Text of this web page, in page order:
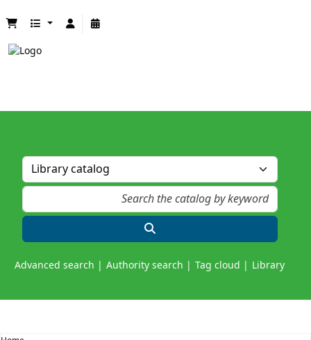
Advanced search Authority search Tag cloud Library